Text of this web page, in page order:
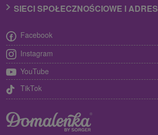
SIECI SPOŁECZNOŚCIOWE I ADRES
Facebook
Instagram
YouTube
TikTok